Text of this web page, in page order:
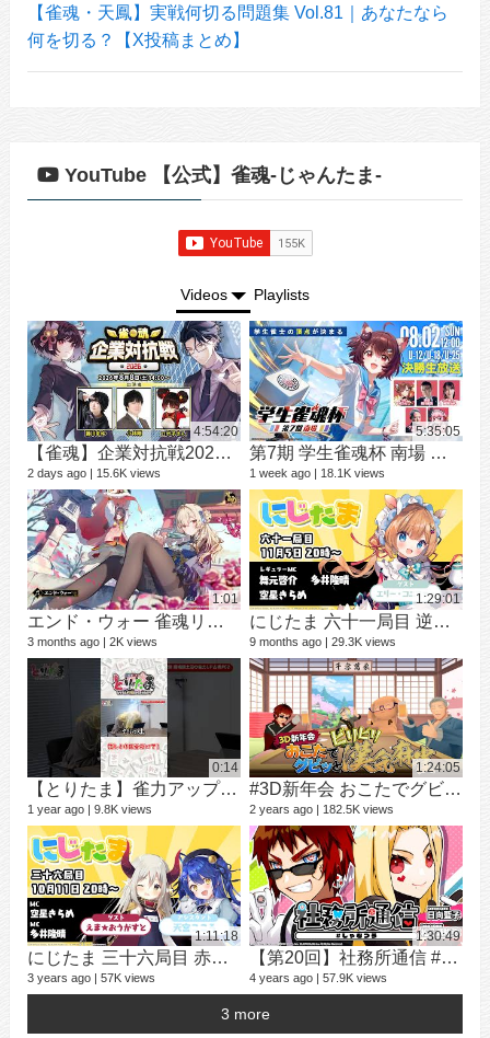
【雀魂・天鳳】実戦何切る問題集 Vol.81｜あなたなら
何を切る？【X投稿まとめ】
YouTube 【公式】雀魂-じゃんたま-
Videos Playlists
4:54:20
【雀魂】企業対抗戦2026【予選】
2 days ago 15.6K views
5:35:05
第7期 学生雀魂杯 南場 決勝
1 week ago 18.1K views
1:01
エンド・ウォー 雀魂リーチBGM
3 months ago 2K views
1:29:01
にじたま 六十一局目 逆襲のニジタマ編
9 months ago 29.3K views
0:14
【とりたま】雀力アップ企画の検証結果はこちら【#03】
1 year ago 9.8K views
1:24:05
#3D新年会 おこたでグビッとビリビリ漢気麻雀
2 years ago 182.5K views
1:11:18
にじたま 三十六局目 赤い牌があるといいことあるよ！赤の組織麻雀編！！
3 years ago 57K views
1:30:49
【第20回】社務所通信 #しゃむつう
4 years ago 57.9K views
3 more